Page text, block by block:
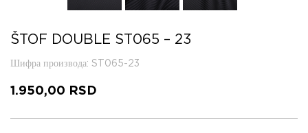
ŠTOF DOUBLE ST065 – 23
Шифра производа: ST065-23
1.950,00 RSD